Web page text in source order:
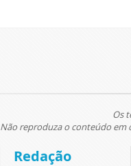
Os
Não reproduza o conteúdo em
Redação